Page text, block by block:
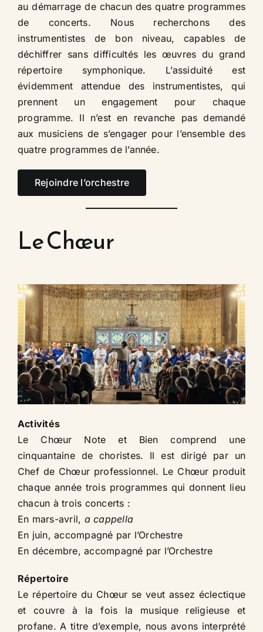
au démarrage de chacun des quatre programmes
de concerts. Nous recherchons des
instrumentistes de bon niveau, capables de
déchiffrer sans difficultés les œuvres du grand
répertoire symphonique. L’assiduité est
évidemment attendue des instrumentistes, qui
prennent un engagement pour chaque
programme. Il n’est en revanche pas demandé
aux musiciens de s’engager pour l’ensemble des
quatre programmes de l’année.​
Rejoindre l’orchestre
Le Chœur
Activités​
Le Chœur Note et Bien comprend une
cinquantaine de choristes. Il est dirigé par un
Chef de Chœur professionnel. Le Chœur produit
chaque année trois programmes qui donnent lieu
chacun à trois concerts :
En mars-avril, a cappella
En juin, accompagné par l’Orchestre
En décembre, accompagné par l’Orchestre​
Répertoire​
Le répertoire du Chœur se veut assez éclectique
et couvre à la fois la musique religieuse et
profane. A titre d’exemple, nous avons interprété